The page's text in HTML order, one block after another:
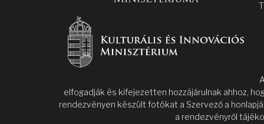
elfogadják és kifejezetten hozzájárulnak ahhoz,
rendezvényen készült fotókat a Szervező a
a rendezvényről